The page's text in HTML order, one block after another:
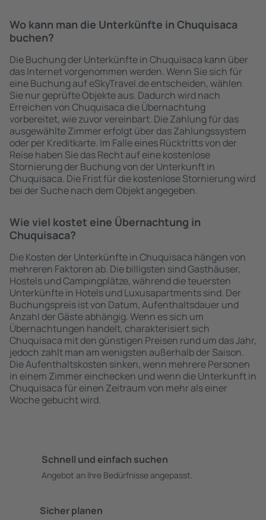
Wo kann man die Unterkünfte in Chuquisaca
buchen?
Die Buchung der Unterkünfte in Chuquisaca kann über
das Internet vorgenommen werden. Wenn Sie sich für
eine Buchung auf eSkyTravel.de entscheiden, wählen
Sie nur geprüfte Objekte aus. Dadurch wird nach
Erreichen von Chuquisaca die Übernachtung
vorbereitet, wie zuvor vereinbart. Die Zahlung für das
ausgewählte Zimmer erfolgt über das Zahlungssystem
oder per Kreditkarte. Im Falle eines Rücktritts von der
Reise haben Sie das Recht auf eine kostenlose
Stornierung der Buchung von der Unterkunft in
Chuquisaca. Die Frist für die kostenlose Stornierung wird
bei der Suche nach dem Objekt angegeben.
Wie viel kostet eine Übernachtung in
Chuquisaca?
Die Kosten der Unterkünfte in Chuquisaca hängen von
mehreren Faktoren ab. Die billigsten sind Gasthäuser,
Hostels und Campingplätze, während die teuersten
Unterkünfte in Hotels und Luxusapartments sind. Der
Buchungspreis ist von Datum, Aufenthaltsdauer und
Anzahl der Gäste abhängig. Wenn es sich um
Übernachtungen handelt, charakterisiert sich
Chuquisaca mit den günstigen Preisen rund um das Jahr,
jedoch zahlt man am wenigsten außerhalb der Saison.
Die Aufenthaltskosten sinken, wenn mehrere Personen
in einem Zimmer einchecken und wenn die Unterkunft in
Chuquisaca für einen Zeitraum von mehr als einer
Woche gebucht wird.
Schnell und einfach suchen
Angebot an Ihre Bedürfnisse angepasst.
Sicher planen